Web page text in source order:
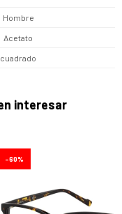
Hombre
Acetato
cuadrado
interesar
60